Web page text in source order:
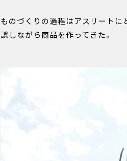
ものづくりの過程はアスリート
誤しながら商品を作ってきた。